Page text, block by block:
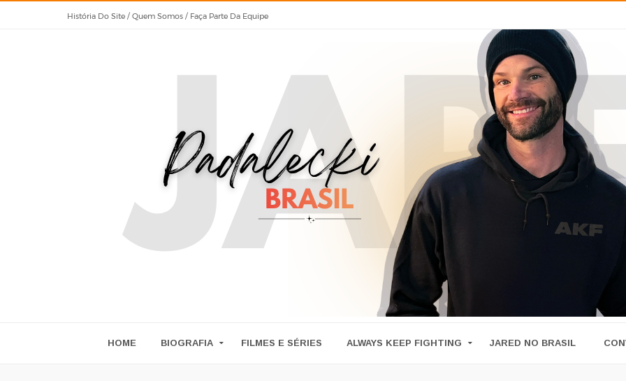
História Do Site / Quem Somos / Faça Parte Da Equipe
HOME BIOGRAFIA FILMES E SÉRIES ALWAYS KEEP FIGHTING JARED NO BRASIL